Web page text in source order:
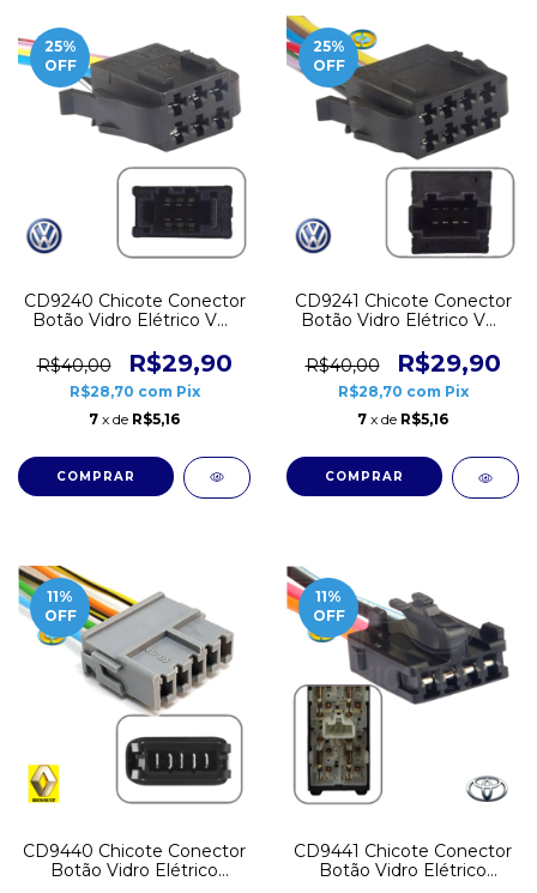
25%
OFF
CD9240 Chicote Conector
Botão Vidro Elétrico VW
R$40,00
R$29,90
R$28,70 com Pix
7 x de R$5,16
25%
OFF
CD9241 Chicote Conector
Botão Vidro Elétrico VW
R$40,00
R$29,90
R$28,70 com Pix
7 x de R$5,16
11%
OFF
CD9440 Chicote Conector
Botão Vidro Elétrico
11%
OFF
CD9441 Chicote Conector
Botão Vidro Elétrico